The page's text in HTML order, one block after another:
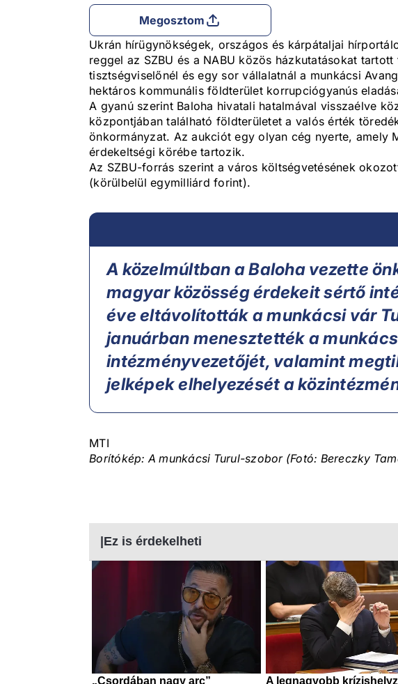
Megosztom
Ukrán hírügynökségek, országos és kárpátaljai
reggel az SZBU és a NABU közös házkutatásokat
tisztségviselőnél és egy sor vállalatnál a munkácsi
hektáros kommunális földterület korrupciógyanús
A gyanú szerint Baloha hivatali hatalmával visszaélve
központjában található földterületet a valós érték
önkormányzat. Az aukciót egy olyan cég nyerte, amely
érdekeltségi körébe tartozik.
Az SZBU-forrás szerint a város költségvetésének
(körülbelül egymilliárd forint).
A közelmúltban a Baloha vezette
magyar közösség érdekeit sértő
éve eltávolították a munkácsi vár
januárban menesztették a
intézményvezetőjét, valamint
jelképek elhelyezését a
MTI
Borítókép: A munkácsi Turul-szobor (Fotó: Bereczky